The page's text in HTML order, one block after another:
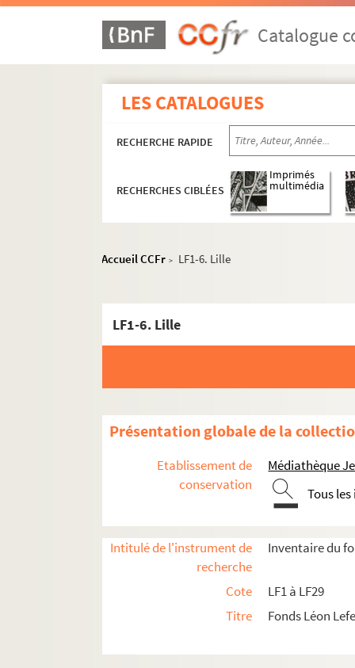
Catalogue
LES CATALOGUES
RECHERCHE RAPIDE
RECHERCHES CIBLÉES
Imprimés
multimédia
Accueil CCFr > LF1-6. Lille
LF1-6. Lille
Présentation globale de la
Etablissement de
conservation
Médiathèque
Tous
Intitulé de l'instrument de
recherche
Inventaire du
Cote
LF1 à LF29
Titre
Fonds Léon
LF1. Histoire du Nord de Lille
LF1-2. Lille